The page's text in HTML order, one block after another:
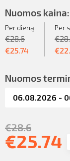
Nuomos kaina:
Per dieną
€28.6
€25.74
Per
€
€
Nuomos
€28.6
€25.74